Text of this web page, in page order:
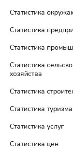
Статистика
Статистика
Статистика
Статистика
хозяйства
Статистика
Статистика туризма
Статистика услуг
Статистика цен